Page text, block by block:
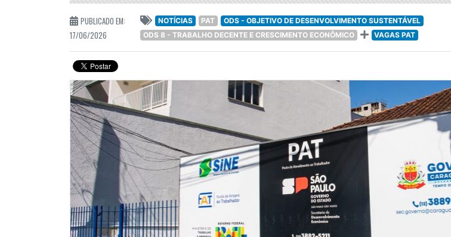
PUBLICADO EM:
17/06/2026
NOTÍCIAS PAT
ODS - OBJETIVO DE DESENVOLVIMENTO SUSTENTÁVEL
ODS 8 - TRABALHO DECENTE E CRESCIMENTO ECONÔMICO
VAGAS PAT